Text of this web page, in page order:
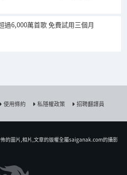
過6,000萬首歌 免費試用三個月
使用條約 私隱權政策 招聘翻譯員
的圖片,相片,文章的版權全屬saiganak.com的攝影